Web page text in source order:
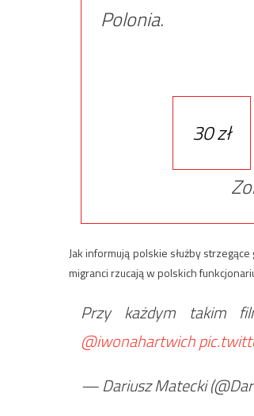
Polonia.
30 zł
Jak informują polskie służby
migranci rzucają w polskich
Przy każdym takim
@iwonahartwich
— Dariusz Matecki